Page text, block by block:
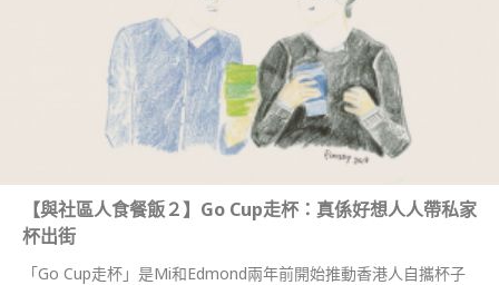
【與社區人食餐飯２】Go Cup走杯：真係好想人人帶私家
杯出街
「Go Cup走杯」是Mi和Edmond兩年前開始推動香港人自攜杯子